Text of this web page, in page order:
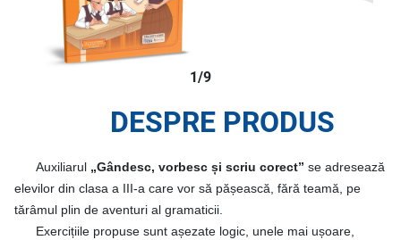
1/9
DESPRE PRODUS
Auxiliarul „Gândesc, vorbesc și scriu corect” se adresează
elevilor din clasa a III-a care vor să pășească, fără teamă, pe
tărâmul plin de aventuri al gramaticii.
Exercițiile propuse sunt așezate logic, unele mai ușoare,